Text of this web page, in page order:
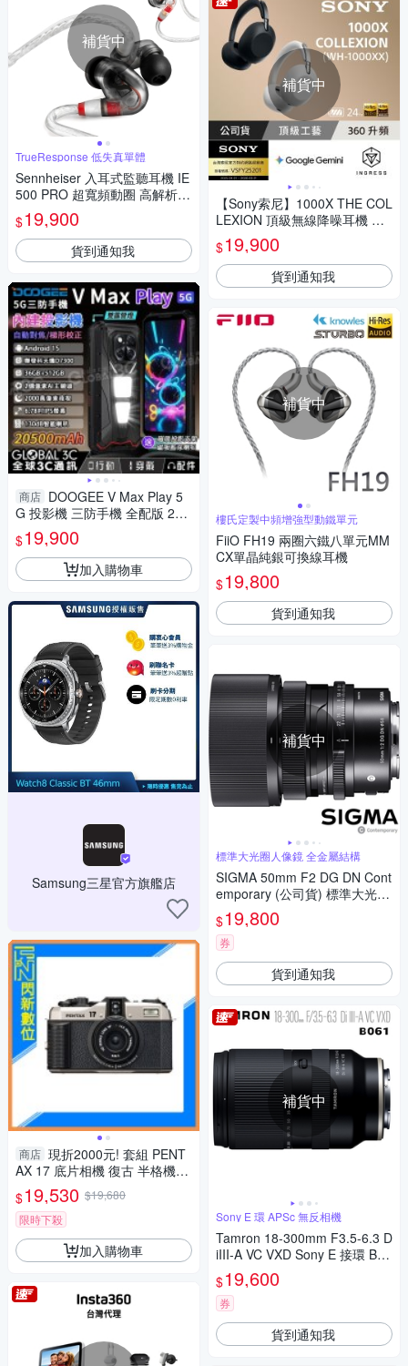
補貨中
TrueResponse 低失真單體
Sennheiser 入耳式監聽耳機 IE
500 PRO 超寬頻動圈 高解析音
效【可升級插頭】
$19,900
貨到通知我
商店 DOOGEE V Max Play 5
G 投影機 三防手機 全配版 205
00mAh 雙露營燈 36+512GB
$19,900
加入購物車
Samsung三星官方旗艦店
商店 現折2000元! 套組 PENT
AX 17 底片相機 復古 半格機
(公司貨)
$19,530 $19,680
限時下殺
加入購物車
補貨中
【Sony索尼】1000X THE COL
LEXION 頂級無線降噪耳機 WH
-1000XX (公司貨 保固 12+6個
月)
$19,900
貨到通知我
補貨中
樓氏定製中頻增強型動鐵單元
FiiO FH19 兩圈六鐵八單元MM
CX單晶純銀可換線耳機
$19,800
貨到通知我
補貨中
標準大光圈人像鏡 全金屬結構
SIGMA 50mm F2 DG DN Cont
emporary (公司貨) 標準大光圈
定焦鏡 人像鏡 i 系列 全片幅微
單眼鏡頭
$19,800
券
貨到通知我
補貨中
Sony E 環 APSc 無反相機
Tamron 18-300mm F3.5-6.3 D
iIII-A VC VXD Sony E 接環 B06
1 (公司貨)
$19,600
券
貨到通知我